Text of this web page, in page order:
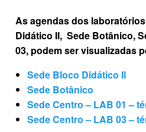
As agendas dos
Didático II, Sede Botânico,
03, podem ser visualizadas
Sede Bloco Didático II
Sede Botânico
Sede Centro – LAB 01 –
Sede Centro – LAB 03 –